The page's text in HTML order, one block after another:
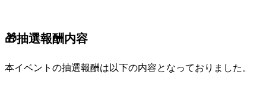
🎁抽選報酬内容
本イベントの抽選報酬は以下の内容となっておりました。